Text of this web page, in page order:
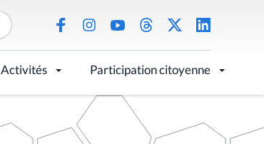
Activités Participation citoyenne